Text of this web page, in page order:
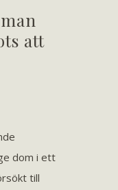
att
dom i ett
till